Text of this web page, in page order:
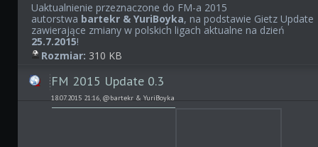
Uaktualnienie przeznaczone do FM-a 2015
autorstwa bartekr & YuriBoyka, na podstawie Gietz Update
zawierające zmiany w polskich ligach aktualne na dzień
25.7.2015!
Rozmiar: 310 KB
FM 2015 Update 0.3
18.07.2015 21:16, @bartekr & YuriBoyka